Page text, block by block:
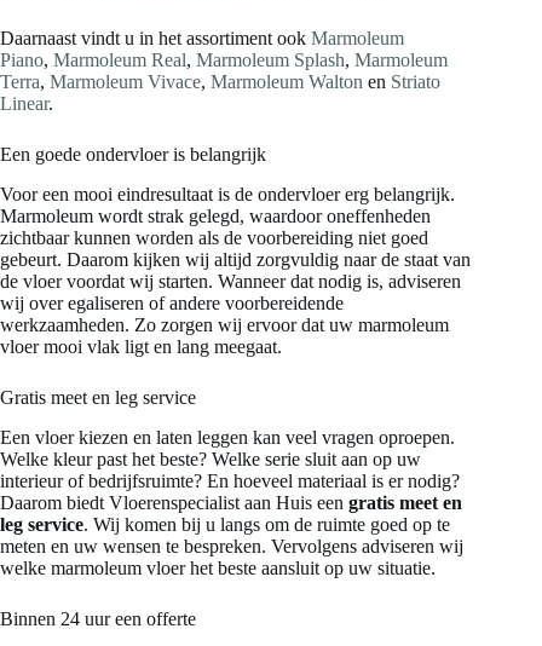
Daarnaast vindt u in het assortiment ook Marmoleum
Piano, Marmoleum Real, Marmoleum Splash, Marmoleum
Terra, Marmoleum Vivace, Marmoleum Walton en Striato
Linear.
Een goede ondervloer is belangrijk
Voor een mooi eindresultaat is de ondervloer erg belangrijk.
Marmoleum wordt strak gelegd, waardoor oneffenheden
zichtbaar kunnen worden als de voorbereiding niet goed
gebeurt. Daarom kijken wij altijd zorgvuldig naar de staat van
de vloer voordat wij starten. Wanneer dat nodig is, adviseren
wij over egaliseren of andere voorbereidende
werkzaamheden. Zo zorgen wij ervoor dat uw marmoleum
vloer mooi vlak ligt en lang meegaat.
Gratis meet en leg service
Een vloer kiezen en laten leggen kan veel vragen oproepen.
Welke kleur past het beste? Welke serie sluit aan op uw
interieur of bedrijfsruimte? En hoeveel materiaal is er nodig?
Daarom biedt Vloerenspecialist aan Huis een gratis meet en
leg service. Wij komen bij u langs om de ruimte goed op te
meten en uw wensen te bespreken. Vervolgens adviseren wij
welke marmoleum vloer het beste aansluit op uw situatie.
Binnen 24 uur een offerte